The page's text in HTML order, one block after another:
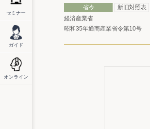
セミナー
ガイド
オンライン
省令 新旧対照表
経済産業省
昭和35年通商産業省令第10号